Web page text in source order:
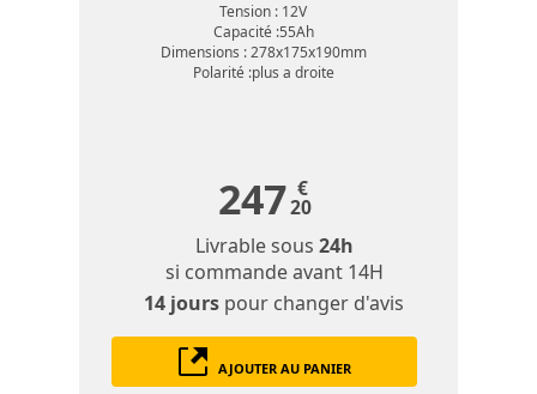
Tension : 12V
Capacité :55Ah
Dimensions : 278x175x190mm
Polarité :plus a droite
247 €
20
Livrable sous 24h
si commande avant 14H
14 jours pour changer d'avis
AJOUTER AU PANIER